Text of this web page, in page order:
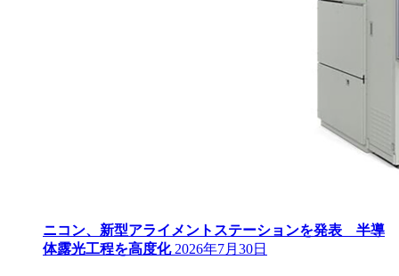
ニコン、新型アライメントステーションを発表 半導
体露光工程を高度化 2026年7月30日